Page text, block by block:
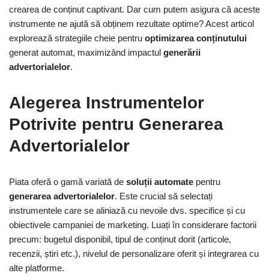
crearea de conținut captivant. Dar cum putem asigura că aceste
instrumente ne ajută să obținem rezultate optime? Acest articol
explorează strategiile cheie pentru optimizarea conținutului
generat automat, maximizând impactul generării
advertorialelor.
Alegerea Instrumentelor
Potrivite pentru Generarea
Advertorialelor
Piata oferă o gamă variată de soluții automate pentru
generarea advertorialelor. Este crucial să selectați
instrumentele care se aliniază cu nevoile dvs. specifice și cu
obiectivele campaniei de marketing. Luați în considerare factorii
precum: bugetul disponibil, tipul de conținut dorit (articole,
recenzii, știri etc.), nivelul de personalizare oferit și integrarea cu
alte platforme.